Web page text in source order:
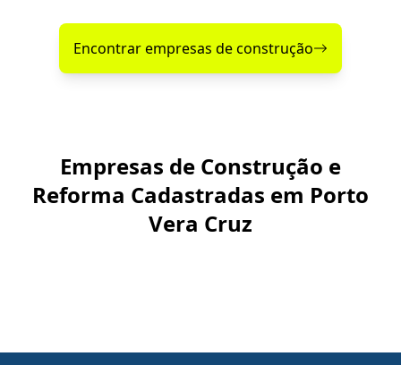
Encontrar empresas de construção
Empresas de Construção e
Reforma Cadastradas em Porto
Vera Cruz